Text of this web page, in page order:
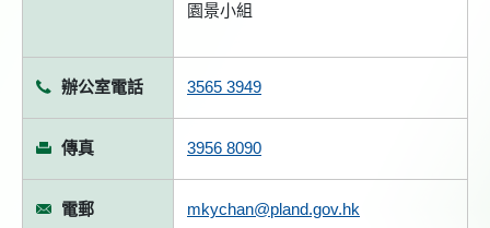
園景小組
辦公室電話 3565 3949
傳真 3956 8090
電郵 mkychan@pland.gov.hk